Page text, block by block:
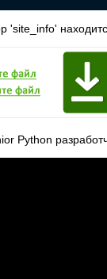
'site_info'
Python